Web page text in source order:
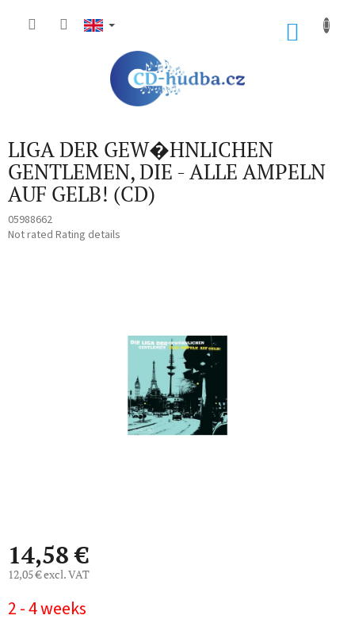
LIGA DER GEW�HNLICHEN
GENTLEMEN, DIE - ALLE AMPELN
AUF GELB! (CD)
05988662
The
Not rated Rating details
14,58 €
12,05 € excl. VAT
price:
2 - 4 weeks